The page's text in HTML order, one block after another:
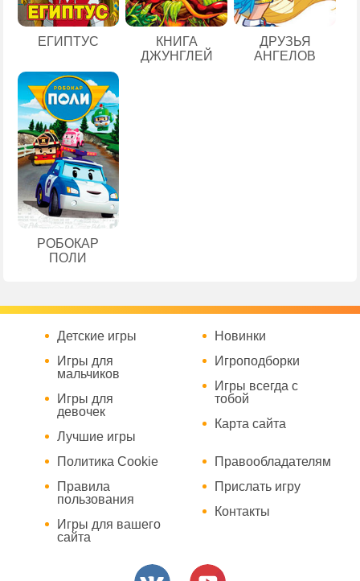
ЕГИПТУС
КНИГА
ДЖУНГЛЕЙ
ДРУЗЬЯ
АНГЕЛОВ
РОБОКАР
ПОЛИ
Детские игры
Игры для
мальчиков
Игры для
девочек
Лучшие игры
Новинки
Игроподборки
Игры всегда с
тобой
Карта сайта
Политика Cookie
Правила
пользования
Игры для вашего
сайта
Правообладателям
Прислать игру
Контакты